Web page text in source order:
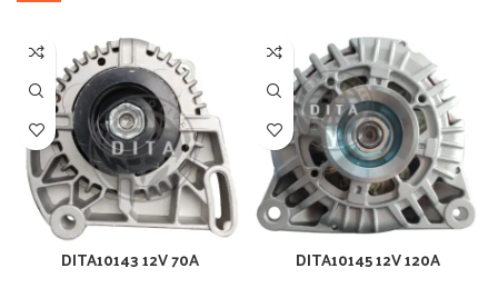
DITA10143 12V 70A DITA10145 12V 120A